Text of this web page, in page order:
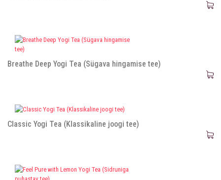
Breathe Deep Yogi Tea (Sügava hingamise tee)
Classic Yogi Tea (Klassikaline joogi tee)